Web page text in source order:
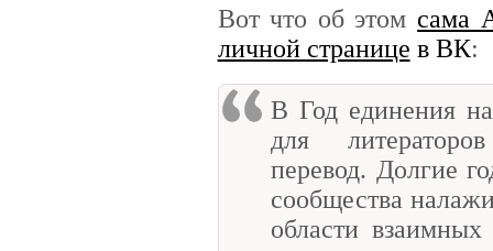
Вот что об этом сама
личной странице в ВК:
В Год единения
для
перевод. Долгие
сообщества
области взаимных